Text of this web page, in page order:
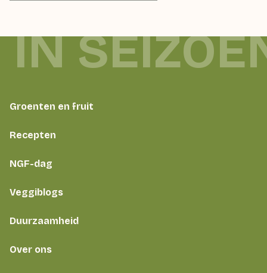
Groenten en fruit
Recepten
NGF-dag
Veggiblogs
Duurzaamheid
Over ons